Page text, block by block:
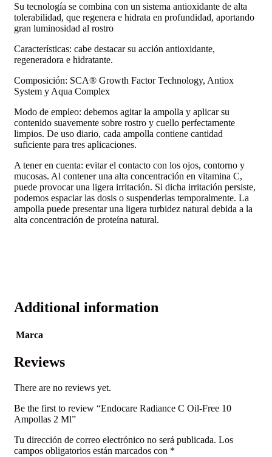
Su tecnología se combina con un sistema antioxidante de alta
tolerabilidad, que regenera e hidrata en profundidad, aportando
gran luminosidad al rostro
Características: cabe destacar su acción antioxidante,
regeneradora e hidratante.
Composición: SCA® Growth Factor Technology, Antiox
System y Aqua Complex
Modo de empleo: debemos agitar la ampolla y aplicar su
contenido suavemente sobre rostro y cuello perfectamente
limpios. De uso diario, cada ampolla contiene cantidad
suficiente para tres aplicaciones.
A tener en cuenta: evitar el contacto con los ojos, contorno y
mucosas. Al contener una alta concentración en vitamina C,
puede provocar una ligera irritación. Si dicha irritación persiste,
podemos espaciar las dosis o suspenderlas temporalmente. La
ampolla puede presentar una ligera turbidez natural debida a la
alta concentración de proteína natural.
Additional information
Marca
Reviews
There are no reviews yet.
Be the first to review “Endocare Radiance C Oil-Free 10
Ampollas 2 Ml”
Tu dirección de correo electrónico no será publicada. Los
campos obligatorios están marcados con *